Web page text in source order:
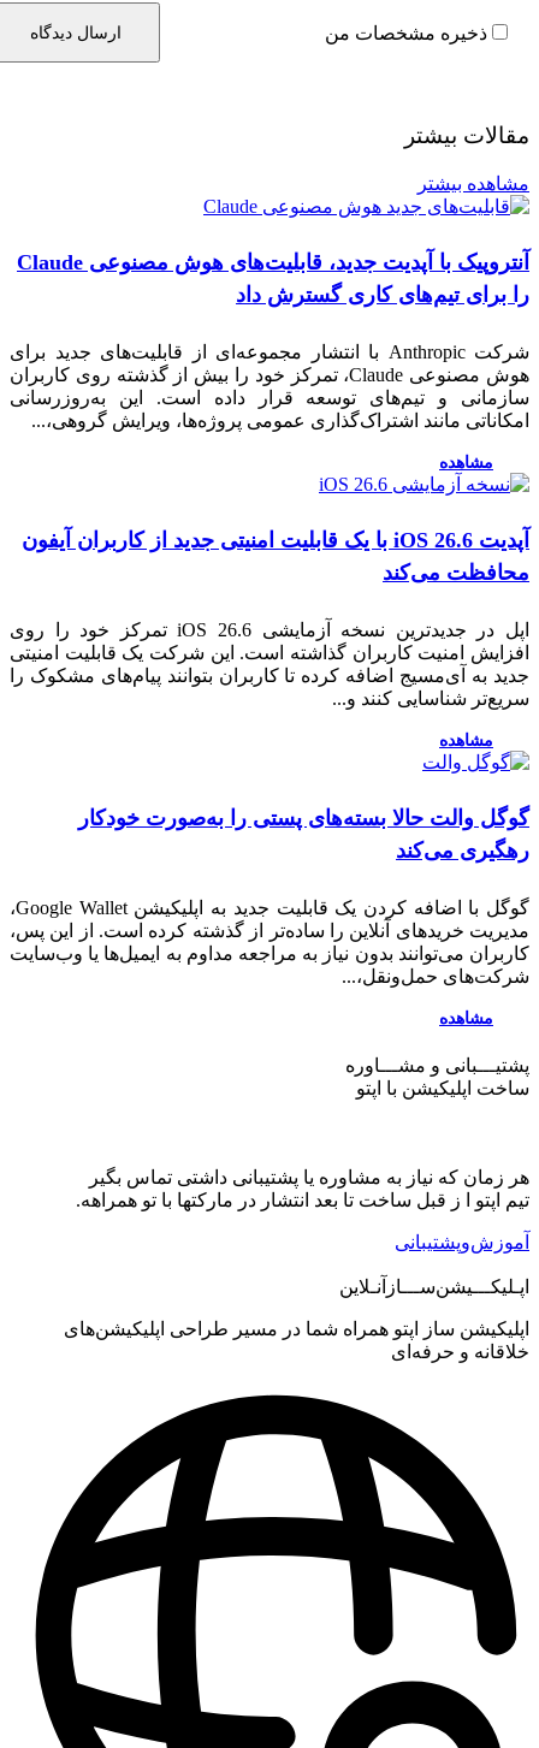
ذخیره مشخصات من
بیشتر
بیشتر
آنتروپیک با آپدیت جدید، قابلیت‌های هوش مصنوعی Claude
تیم‌های کاری گسترش داد
شرکت Anthropic با انتشار مجموعه‌ای از قابلیت‌های جدید برای
هوش مصنوعی Claude، تمرکز خود را بیش از گذشته روی کاربران
و تیم‌های توسعه قرار داده است. این به‌روزرسانی
مانند اشتراک‌گذاری عمومی پروژه‌ها، ویرایش گروهی،...
مشاهده
آپدیت iOS 26.6 با یک قابلیت امنیتی جدید از کاربران آیفون
می‌کند
اپل در جدیدترین نسخه آزمایشی iOS 26.6 تمرکز خود را روی
امنیت کاربران گذاشته است. این شرکت یک قابلیت امنیتی
به آی‌مسیج اضافه کرده تا کاربران بتوانند پیام‌های مشکوک را
شناسایی کنند و...
مشاهده
والت حالا بسته‌های پستی را به‌صورت خودکار
می‌کند
گوگل با اضافه کردن یک قابلیت جدید به اپلیکیشن Google Wallet،
خریدهای آنلاین را ساده‌تر از گذشته کرده است. از این پس،
می‌توانند بدون نیاز به مراجعه مداوم به ایمیل‌ها یا وب‌سایت
حمل‌ونقل،...
مشاهده
و مشـــاوره
اپلیکیشنبا اپتو
که نیاز به مشاوره یا پشتیبانی داشتی تماس بگیر
ا ز قبل ساخت تا بعد انتشار در مارکتها با تو همراهه.
ساز اپتو همراه شما در مسیر طراحی اپلیکیشن‌های
و حرفه‌ای